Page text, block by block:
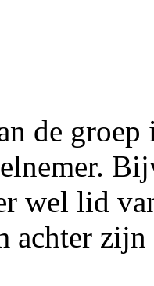
de
wel lid
achter zijn